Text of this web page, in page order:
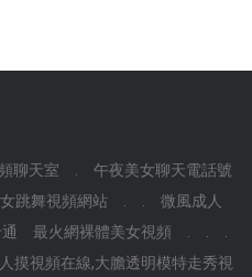
聊天室
午夜美女聊天電話號
跳舞視頻網站
微風成人
最火網裸體美女視頻
摸視頻在線,大膽透明模特走秀視